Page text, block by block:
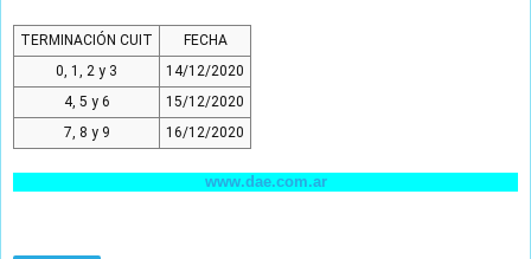
TERMINACIÓN CUIT
FECHA
0, 1, 2 y 3
14/12/2020
4, 5 y 6
15/12/2020
7, 8 y 9
16/12/2020
www.dae.com.ar